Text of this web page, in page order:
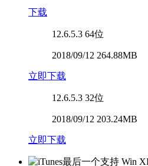
下载
12.6.5.3 64位
2018/09/12 264.88MB
立即下载
12.6.5.3 32位
2018/09/12 203.24MB
立即下载